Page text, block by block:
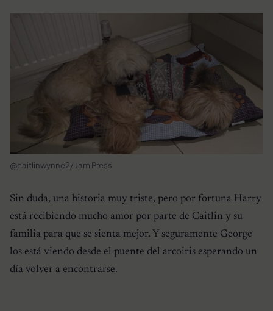
@caitlinwynne2/ Jam Press
Sin duda, una historia muy triste, pero por fortuna Harry
está recibiendo mucho amor por parte de Caitlin y su
familia para que se sienta mejor. Y seguramente George
los está viendo desde el puente del arcoiris esperando un
día volver a encontrarse.